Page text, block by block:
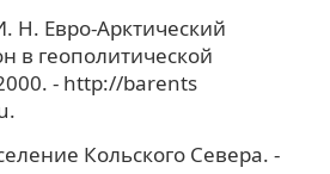
Н. Евро-Арктический
в геополитической
- http://barents
Кольского Севера. -